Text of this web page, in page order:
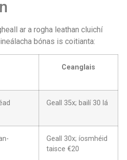
ar a rogha leathan cluichí
bónas is coitianta:
Ceanglais
Geall 35x; bailí 30 lá
Geall 30x; íosmhéid
taisce €20